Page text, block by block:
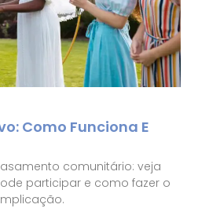
Como Funciona E
comunitário: veja
participar e como fazer o